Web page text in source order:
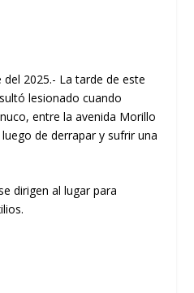
del 2025.- La tarde de este
lesionado cuando
entre la avenida Morillo
de derrapar y sufrir una
dirigen al lugar para